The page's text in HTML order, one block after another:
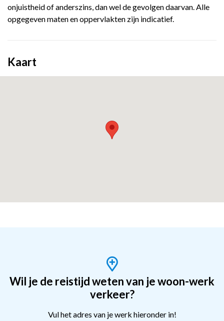
onjuistheid of anderszins, dan wel de gevolgen daarvan. Alle
opgegeven maten en oppervlakten zijn indicatief.
Kaart
Wil je de reistijd weten van je woon-werk
verkeer?
Vul het adres van je werk hieronder in!